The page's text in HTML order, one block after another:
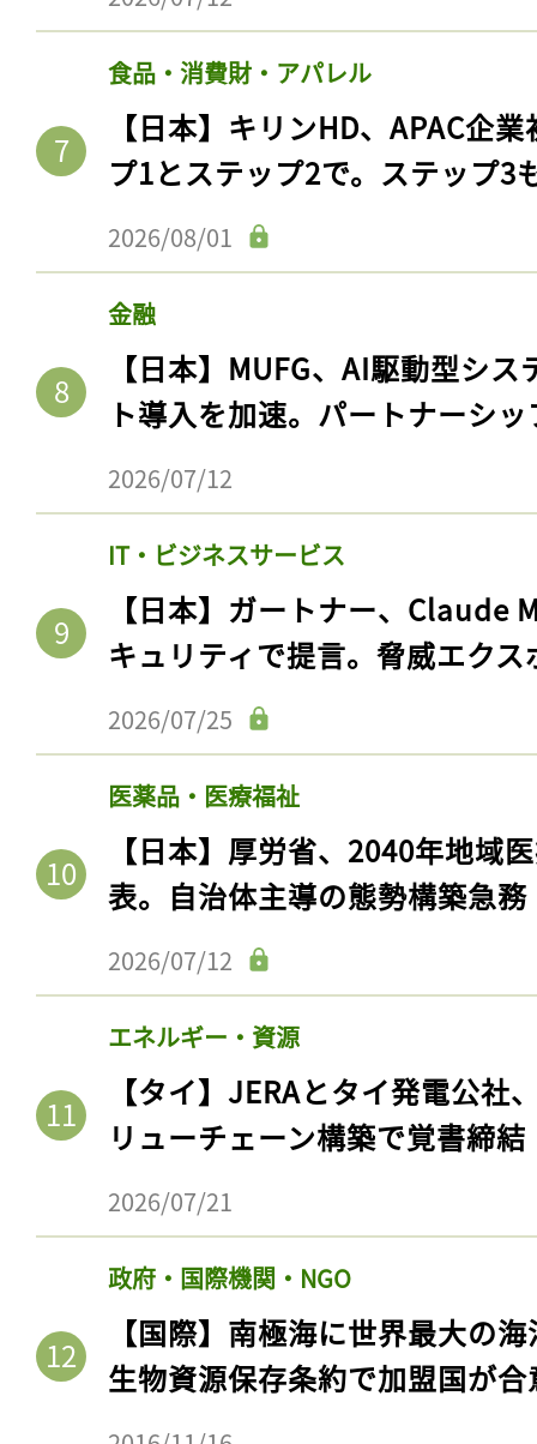
食品・消費財・アパレル
【日本】キリンHD、APAC企
プ1とステップ2で。ステップ3
2026/08/01
金融
【日本】MUFG、AI駆動型シ
ト導入を加速。パートナーシ
2026/07/12
IT・ビジネスサービス
【日本】ガートナー、Claude
キュリティで提言。脅威エク
2026/07/25
医薬品・医療福祉
【日本】厚労省、2040年地域
表。自治体主導の態勢構築急務
2026/07/12
エネルギー・資源
【タイ】JERAとタイ発電公社
リューチェーン構築で覚書締結
2026/07/21
政府・国際機関・NGO
【国際】南極海に世界最大の
生物資源保存条約で加盟国が合
ログイン
会員登録